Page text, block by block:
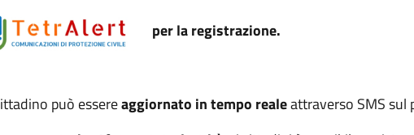
per la registrazione.
può essereaggiornato in tempo realeattraverso SMS sul